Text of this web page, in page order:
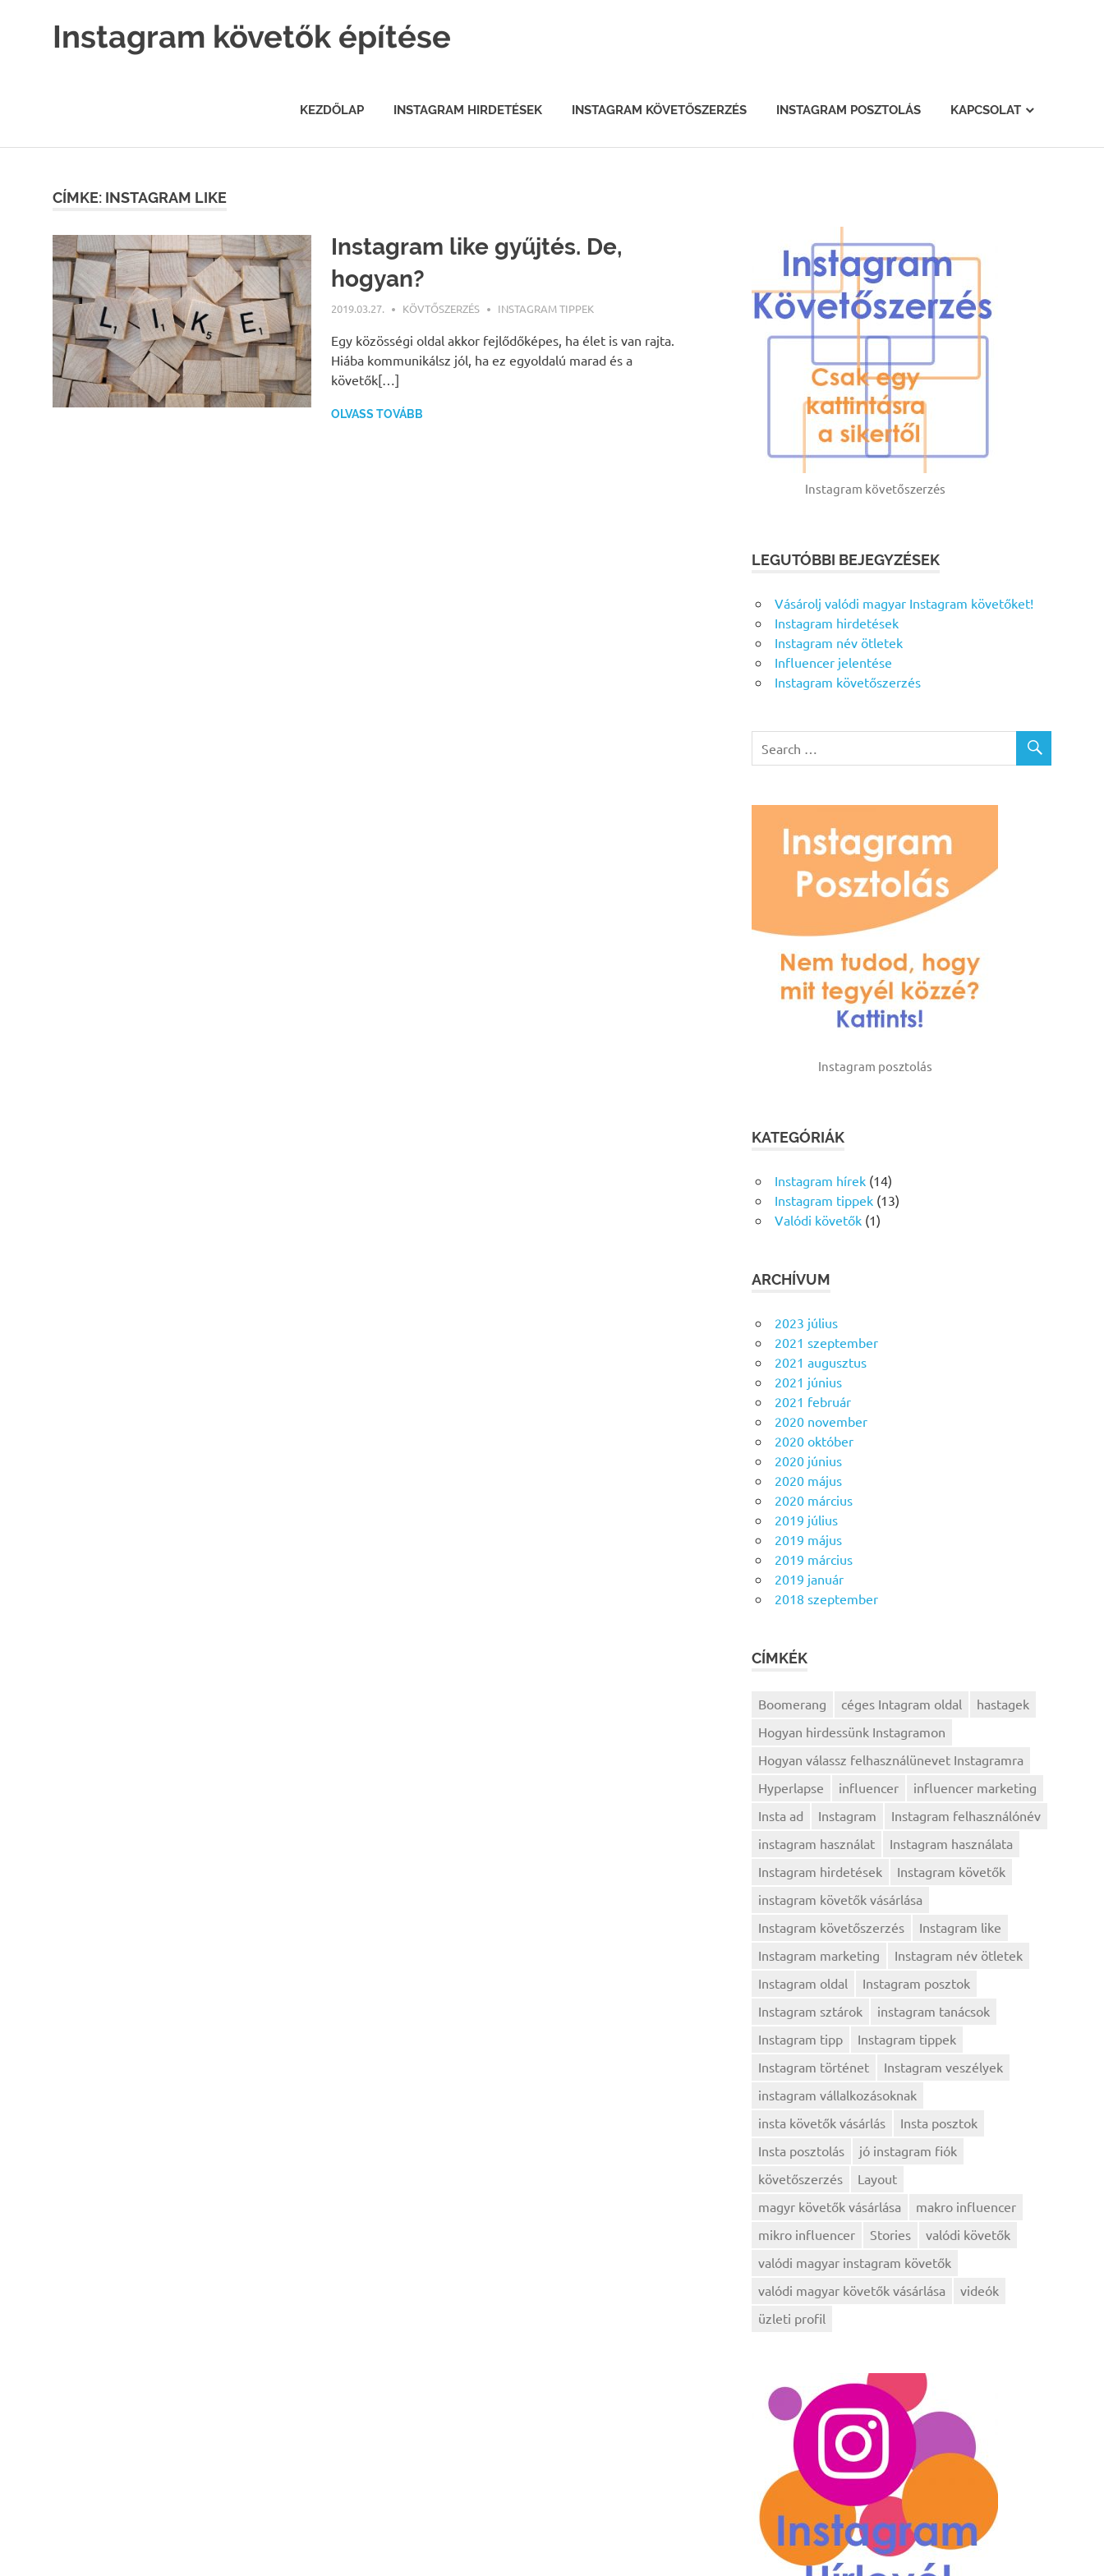
Instagram követők építése
KEZDŐLAP INSTAGRAM HIRDETÉSEK INSTAGRAM KÖVETŐSZERZÉS INSTAGRAM POSZTOLÁS KAPCSOLAT
CÍMKE: INSTAGRAM LIKE
Instagram like gyűjtés. De,
hogyan?
2019.03.27. KÖVTŐSZERZÉS INSTAGRAM TIPPEK
Egy közösségi oldal akkor fejlődőképes, ha élet is van rajta.
Hiába kommunikálsz jól, ha ez egyoldalú marad és a
követők[…]
OLVASS TOVÁBB
Instagram követőszerzés
LEGUTÓBBI BEJEGYZÉSEK
Vásárolj valódi magyar Instagram követőket!
Instagram hirdetések
Instagram név ötletek
Influencer jelentése
Instagram követőszerzés
Instagram posztolás
KATEGÓRIÁK
Instagram hírek (14)
Instagram tippek (13)
Valódi követők (1)
ARCHÍVUM
2023 július
2021 szeptember
2021 augusztus
2021 június
2021 február
2020 november
2020 október
2020 június
2020 május
2020 március
2019 július
2019 május
2019 március
2019 január
2018 szeptember
CÍMKÉK
Boomerang céges Intagram oldal
hastagek
Hogyan hirdessünk Instagramon
Hogyan válassz felhasználünevet Instagramra
Hyperlapse
influencer
influencer marketing
Insta ad
Instagram
Instagram felhasználónév
instagram használat
Instagram használata
Instagram hirdetések
Instagram követők
instagram követők vásárlása
Instagram követőszerzés
Instagram like
Instagram marketing
Instagram név ötletek
Instagram oldal
Instagram posztok
Instagram sztárok
instagram tanácsok
Instagram tipp
Instagram tippek
Instagram történet
Instagram veszélyek
instagram vállalkozásoknak
insta követők vásárlás
Insta posztok
Insta posztolás
jó instagram fiók
követőszerzés
Layout
magyr követők vásárlása
makro influencer
mikro influencer
Stories
valódi követők
valódi magyar instagram követők
valódi magyar követők vásárlása
videók
üzleti profil